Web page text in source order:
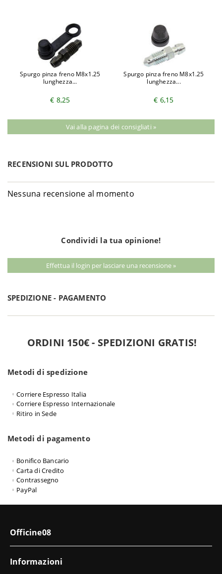
Spurgo pinza freno M8x1.25
lunghezza...
€ 8,25
Spurgo pinza freno M8x1.25
lunghezza...
€ 6,15
Vai alla pagina dei consigliati »
RECENSIONI SUL PRODOTTO
Nessuna recensione al momento
Condividi la tua opinione!
Effettua il login per lasciare una recensione »
SPEDIZIONE - PAGAMENTO
ORDINI 150€ - SPEDIZIONI GRATIS!
Metodi di spedizione
Corriere Espresso Italia
Corriere Espresso Internazionale
Ritiro in Sede
Metodi di pagamento
Bonifico Bancario
Carta di Credito
Contrassegno
PayPal
Officine08
Informazioni